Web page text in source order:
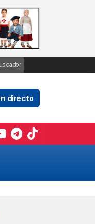
directo